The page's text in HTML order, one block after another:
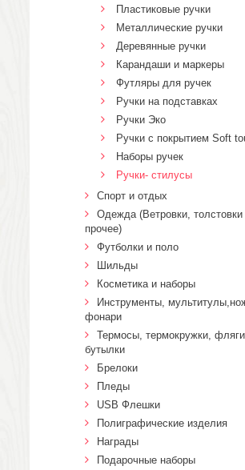
Пластиковые ручки
Металлические ручки
Деревянные ручки
Карандаши и маркеры
Футляры для ручек
Ручки на подставках
Ручки Эко
Ручки с покрытием Soft
Наборы ручек
Ручки- стилусы
Спорт и отдых
Одежда (Ветровки, толстовки
прочее)
Футболки и поло
Шильды
Косметика и наборы
Инструменты,
фонари
Термосы, термокружки,
бутылки
Брелоки
Пледы
USB Флешки
Полиграфические изделия
Награды
Подарочные наборы